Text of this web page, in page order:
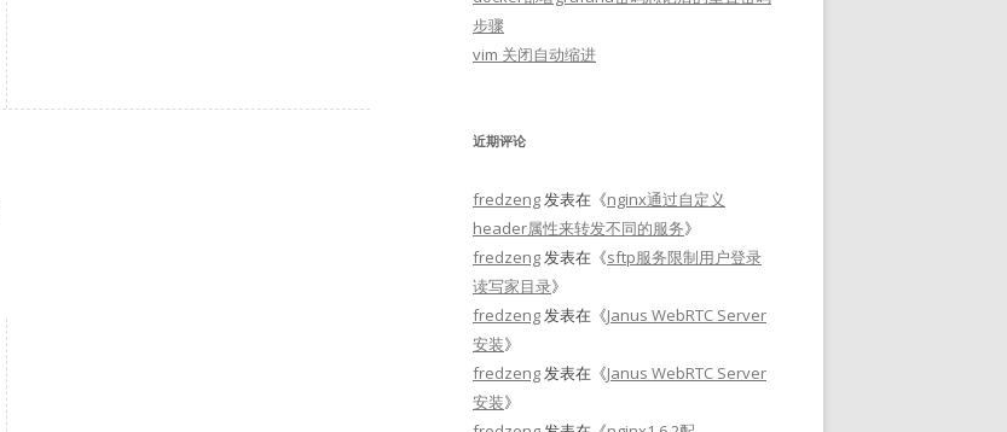
步骤
vim 关闭自动缩进
近期评论
fredzeng发表在《nginx通过自定义
header属性来转发不同的服务》
fredzeng发表在《sftp服务限制用户登录
读写家目录》
fredzeng发表在《Janus WebRTC Server
安装》
fredzeng发表在《Janus WebRTC Server
安装》